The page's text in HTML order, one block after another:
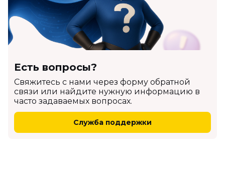
Есть вопросы?
Cвяжитесь с нами через форму обратной
связи или найдите нужную информацию в
часто задаваемых вопросах.
Служба поддержки